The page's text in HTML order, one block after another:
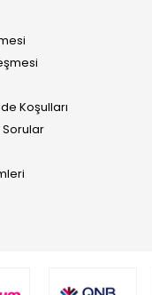
Koşulları
Sorular